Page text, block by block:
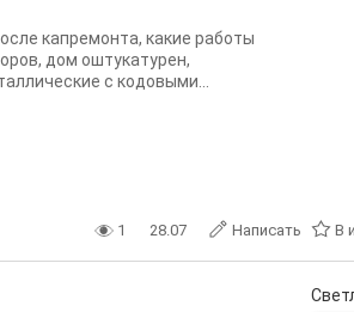
капремонта, какие работы
дом оштукатурен,
с кодовыми...
1 28.07 Написать В